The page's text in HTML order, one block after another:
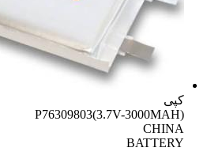
کپی
P76309803(3.7V-3000MAH)
CHINA
BATTERY